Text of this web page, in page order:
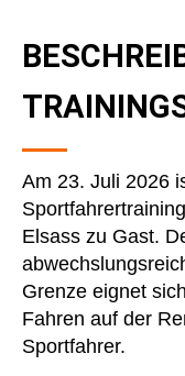
Am 23. Juli 2026
Elsass zu Gast.
Grenze eignet
Fahren auf der
Sportfahrer.